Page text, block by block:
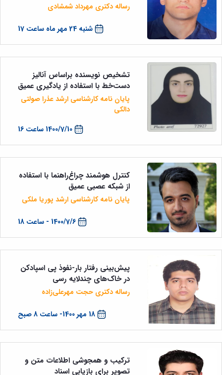
شنبه 24 مهر ماه ساعت 17
رساله دکتری مهرداد شمشادی
1400/7/10 ساعت 16
تشخیص نویسنده براساس آنالیز
دست‌خط با استفاده از یادگیری عمیق
پایان نامه کارشناسی ارشد عذرا صولتی
دالکی
1400/7/6 - ساعت 18
کنترل هوشمند چراغ‌راهنما با استفاده
از شبکه عصبی عمیق
پایان نامه کارشناسی ارشد پوریا ملکی
18 مهر 1400- ساعت 8 صبح
پیش‌بینی رفتار بار-نفوذ پی اسپادکن
در خاک‌های چندلایه رسی
رساله دکتری حجت مهرعلی‌زاده
ترکیب و همجوشی اطلاعات متن و
تصویر برای بازیابی اسناد